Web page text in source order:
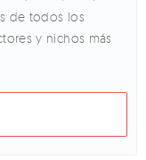
de todos los
y nichos más